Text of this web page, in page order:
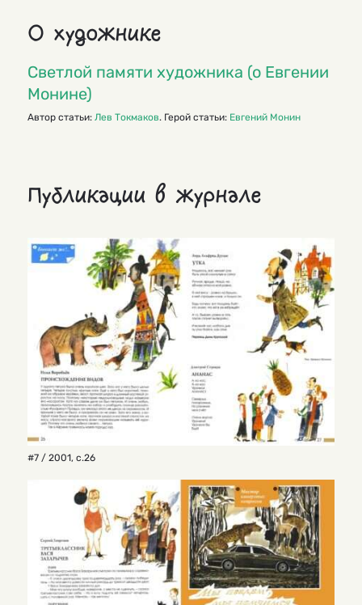
О художнике
Светлой памяти художника (о Евгении
Монине)
Автор статьи: Лев Токмаков. Герой статьи: Евгений Монин
Публикации в журнале
#7 / 2001, с.26